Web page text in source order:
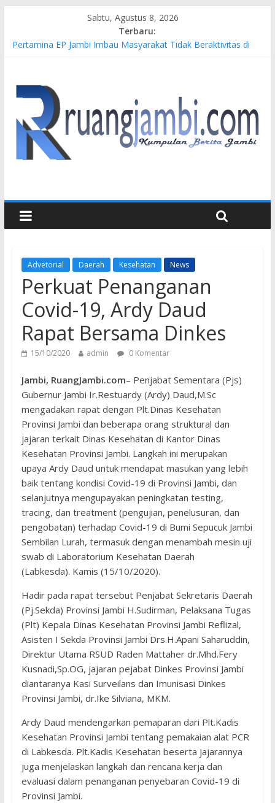
Sabtu, Agustus 8, 2026
Terbaru:
Pertamina EP Jambi Imbau Masyarakat Tidak Beraktivitas di
Didampingi Pengacara Chris Januardi
Hj. Hesti Haris Dorong Lahirnya Wirausaha Muda Melalui
Pelatihan Batik Kontemporer PKW
Siap Dukung Kegiatan Hulu Migas, Kapolda Jambi Kunjungi
FSO 115
Gubernur Al Haris Buka Turnamen Tenis Antar Alumni
Advetorial Daerah Kesehatan News
Perkuat Penanganan
Covid-19, Ardy Daud
Rapat Bersama Dinkes
15/10/2020 admin 0 Komentar
Jambi, RuangJambi.com– Penjabat Sementara (Pjs)
Gubernur Jambi Ir.Restuardy (Ardy) Daud,M.Sc
mengadakan rapat dengan Plt.Dinas Kesehatan
Provinsi Jambi dan beberapa orang struktural dan
jajaran terkait Dinas Kesehatan di Kantor Dinas
Kesehatan Provinsi Jambi. Langkah ini merupakan
upaya Ardy Daud untuk mendapat masukan yang lebih
baik tentang kondisi Covid-19 di Provinsi Jambi, dan
selanjutnya mengupayakan peningkatan testing,
tracing, dan treatment (pengujian, penelusuran, dan
pengobatan) terhadap Covid-19 di Bumi Sepucuk Jambi
Sembilan Lurah, termasuk dengan menambah mesin uji
swab di Laboratorium Kesehatan Daerah
(Labkesda). Kamis (15/10/2020).
Hadir pada rapat tersebut Penjabat Sekretaris Daerah
(Pj.Sekda) Provinsi Jambi H.Sudirman, Pelaksana Tugas
(Plt) Kepala Dinas Kesehatan Provinsi Jambi Reflizal,
Asisten I Sekda Provinsi Jambi Drs.H.Apani Saharuddin,
Direktur Utama RSUD Raden Mattaher dr.Mhd.Fery
Kusnadi,Sp.OG, jajaran pejabat Dinkes Provinsi Jambi
diantaranya Kasi Surveilans dan Imunisasi Dinkes
Provinsi Jambi, dr.Ike Silviana, MKM.
Ardy Daud mendengarkan pemaparan dari Plt.Kadis
Kesehatan Provinsi Jambi tentang pemakaian alat PCR
di Labkesda. Plt.Kadis Kesehatan beserta jajarannya
juga menjelaskan langkah dan rencana kerja dan
evaluasi dalam penanganan penyebaran Covid-19 di
Provinsi Jambi.